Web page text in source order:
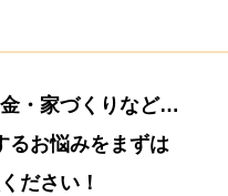
・家づくりなど…
るお悩みをまずは
ださい！